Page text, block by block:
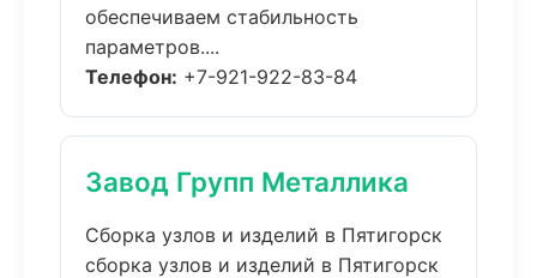
обеспечиваем стабильность
параметров....
Телефон: +7-921-922-83-84
Завод Групп Металлика
Сборка узлов и изделий в Пятигорск
сборка узлов и изделий в Пятигорск